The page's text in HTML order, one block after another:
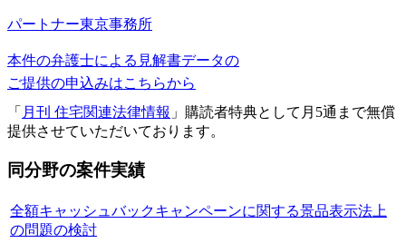
パートナー東京事務所
本件の弁護士による見解書データの
ご提供の申込みはこちらから
「 月刊 住宅関連法律情報 」購読者特典として月5通まで無償
提供させていただいております。
同分野の案件実績
全額キャッシュバックキャンペーンに関する景品表示法上
の問題の検討